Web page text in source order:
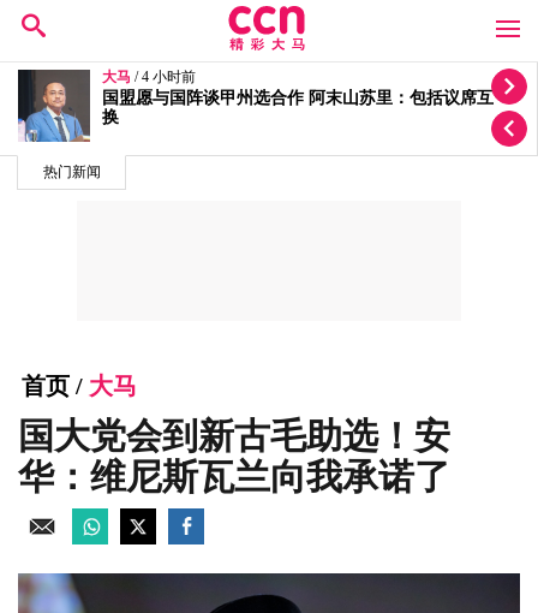
热门新闻
大马 / 6 小时前
哈迪说法被打脸 阿末山苏里：土团党仍是国盟成员
首页 / 大马
国大党会到新古毛助选！安
华：维尼斯瓦兰向我承诺了